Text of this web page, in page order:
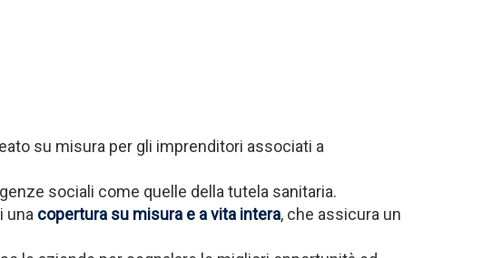
su misura per gli imprenditori associati a
sociali come quelle della tutela sanitaria.
una copertura su misura e a vita intera, che assicura un